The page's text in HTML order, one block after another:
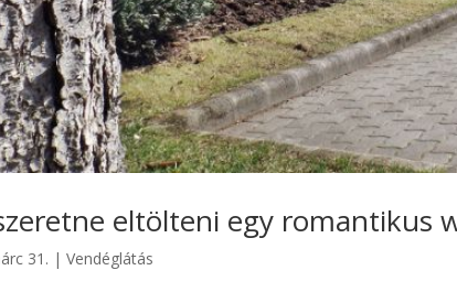
eltölteni egy romantikus
31. |Vendéglátás